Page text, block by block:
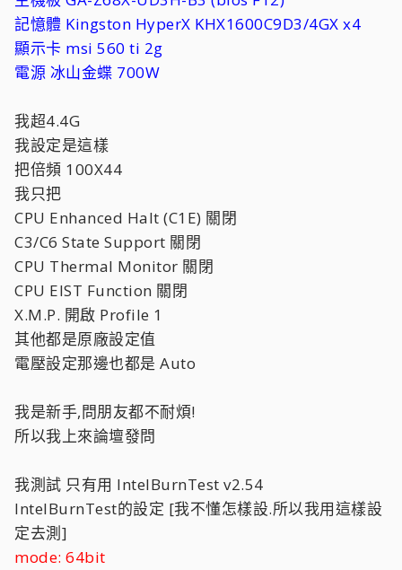
記憶體 Kingston HyperX KHX1600C9D3/4GX x4
顯示卡 msi 560 ti 2g
電源 冰山金蝶 700W
我超4.4G
我設定是這樣
把倍頻 100X44
我只把
CPU Enhanced Halt (C1E) 關閉
C3/C6 State Support 關閉
CPU Thermal Monitor 關閉
CPU EIST Function 關閉
X.M.P. 開啟 Profile 1
其他都是原廠設定值
電壓設定那邊也都是 Auto
我是新手,問朋友都不耐煩!
所以我上來論壇發問
我測試 只有用 IntelBurnTest v2.54
IntelBurnTest的設定 [我不懂怎樣設.所以我用這樣設
定去測]
mode: 64bit